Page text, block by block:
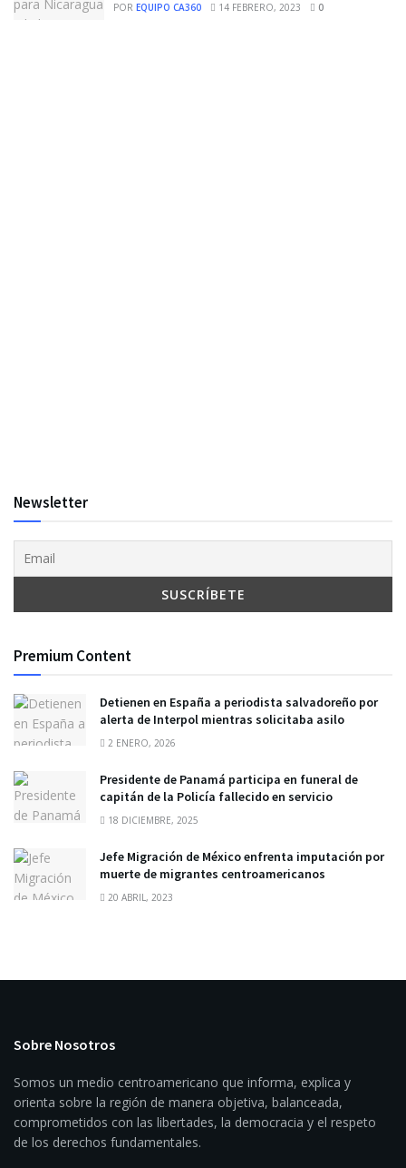
POR EQUIPO CA360 14 FEBRERO, 2023 0
Newsletter
Premium Content
Detienen en España a periodista salvadoreño por
alerta de Interpol mientras solicitaba asilo
2 ENERO, 2026
Presidente de Panamá participa en funeral de
capitán de la Policía fallecido en servicio
18 DICIEMBRE, 2025
Jefe Migración de México enfrenta imputación por
muerte de migrantes centroamericanos
20 ABRIL, 2023
Sobre Nosotros
Somos un medio centroamericano que informa, explica y
orienta sobre la región de manera objetiva, balanceada,
comprometidos con las libertades, la democracia y el respeto
de los derechos fundamentales.